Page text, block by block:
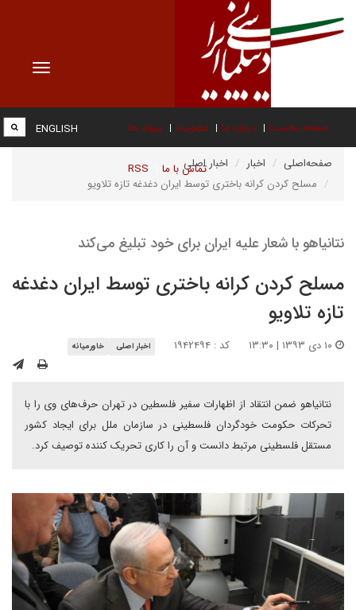
Toggle
صفحه نخست درباره ما عضویت پیوند ها
تماس با ما RSS
ENGLISH
صفحه‌اصلی اخبار
اخبار اصلی
مسلح کردن کرانه باختری توسط ایران دغدغه تازه تلاویو
نتانیاهو با شعار علیه ایران برای خود تبلیغ می‌کند
مسلح کردن کرانه باختری توسط ایران دغدغه
تازه تلاویو
کد : ۱۹۴۲۴۹۴ اخبار اصلی خاورمیانه
نتانیاهو ضمن انتقاد از اظهارات سفیر فلسطین در تهران حرف‌های وی را با
تحرکات حکومت خودگردان فلسطینی در سازمان ملل برای ایجاد کشور
مستقل فلسطینی مرتبط دانست و آن را کاری تحریک کننده توصیف کرد.